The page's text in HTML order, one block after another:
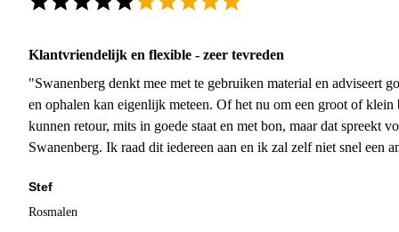
Klantvriendelijk en flexible - zeer tevreden
"Swanenberg denkt mee met te gebruiken material en adviseert
en ophalen kan eigenlijk meteen. Of het nu om een groot of
kunnen retour, mits in goede staat en met bon, maar dat spreekt
Swanenberg. Ik raad dit iedereen aan en ik zal zelf niet snel een
Stef
Rosmalen